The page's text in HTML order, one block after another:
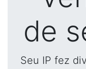
de
Seu IP fez